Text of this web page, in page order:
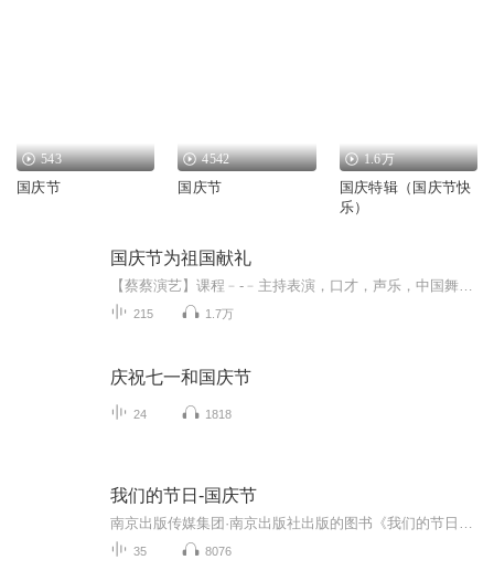
543
国庆节
4542
国庆节
1.6万
国庆特辑（国庆节快
乐）
国庆节为祖国献礼
215 1.7万
庆祝七一和国庆节
24 1818
我们的节日-国庆节
35 8076